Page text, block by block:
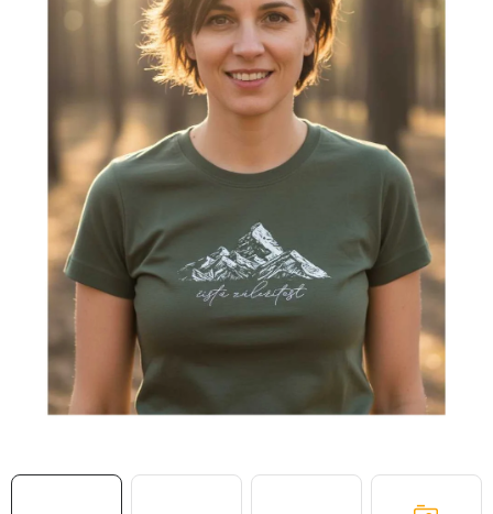
OKAMŽITĚ K ODBĚRU
MÁM SRDCE POMÁHÁM
VÁNOCE
PROVIZNÍ SYSTÉM
O nás Časté otázky
Obchodní podmínky
Zásady zpracování ochrany osobních údajů
Napište nám